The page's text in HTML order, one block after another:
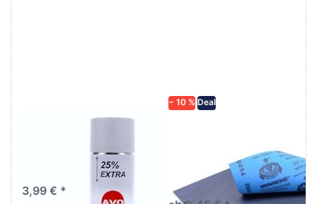
3,99 € *
− 10 % Deal
diversen Körnungen
Nass-Schleifpapier zur nass
und trocken anwendung